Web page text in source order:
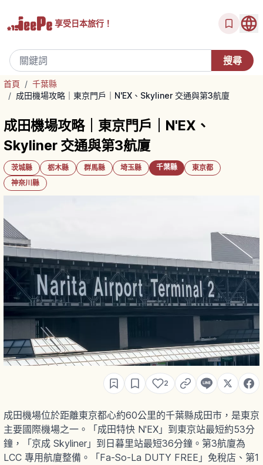
享受日本旅行！
首頁 / 千葉縣
/ 成田機場攻略｜東京門戶｜N'EX、Skyliner 交通與第3航廈
成田機場攻略｜東京門戶｜N'EX、
Skyliner 交通與第3航廈
茨城縣 栃木縣 群馬縣 埼玉縣 千葉縣
東京都
神奈川縣
2
成田機場位於距離東京都心約60公里的千葉縣成田市，是東京
主要國際機場之一。「成田特快 N'EX」到東京站最短約53分
鐘，「京成 Skyliner」到日暮里站最短36分鐘。第3航廈為
LCC 專用航廈整備。「Fa-So-La DUTY FREE」免稅店、第1